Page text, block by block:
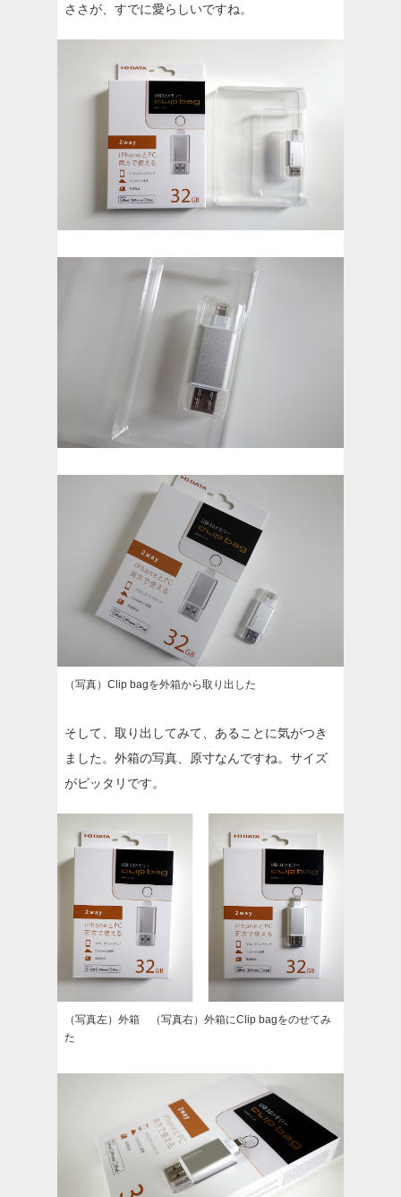
ささが、すでに愛らしいですね。
（写真）Clip bagを外箱から取り出した
そして、取り出してみて、あることに気がつき
ました。外箱の写真、原寸なんですね。サイズ
がピッタリです。
（写真左）外箱 （写真右）外箱にClip bagをのせてみ
た